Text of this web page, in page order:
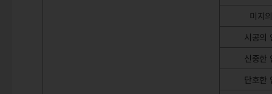
미지
시공의
신중한
단호한